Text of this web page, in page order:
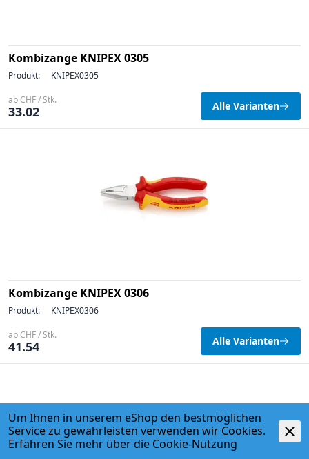
Kombizange KNIPEX 0305
Produkt: KNIPEX0305
ab CHF / Stk.
33.02 Alle Varianten
Kombizange KNIPEX 0306
Produkt: KNIPEX0306
ab CHF / Stk.
41.54 Alle Varianten
Um Ihnen in unserem eShop den bestmöglichen
Service zu gewährleisten verwenden wir Cookies.
Erfahren Sie mehr über die Cookie-Nutzung